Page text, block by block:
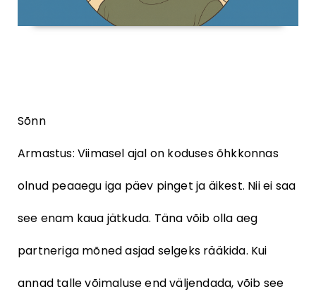
Sõnn
Armastus: Viimasel ajal on koduses õhkkonnas
olnud peaaegu iga päev pinget ja äikest. Nii ei saa
see enam kaua jätkuda. Täna võib olla aeg
partneriga mõned asjad selgeks rääkida. Kui
annad talle võimaluse end väljendada, võib see